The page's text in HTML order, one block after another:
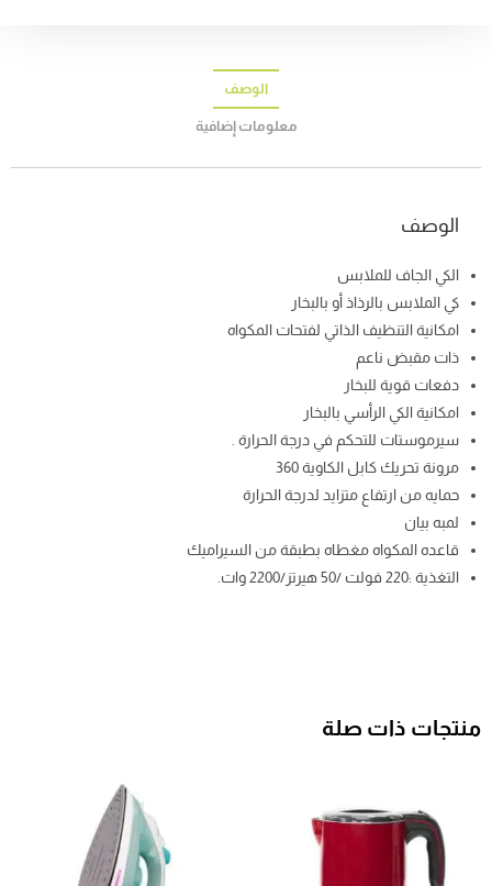
الوصف
معلومات إضافية
الوصف
الكي الجاف للملابس
كي الملابس بالرذاذ أو بالبخار
امكانية التنظيف الذاتي لفتحات المكواه
ذات مقبض ناعم
دفعات قوية للبخار
امكانية الكي الرأسي بالبخار
سيرموستات للتحكم في درجة الحرارة .
مرونة تحريك كابل الكاوية 360
حمايه من ارتفاع متزايد لدرجة الحرارة
لمبه بيان
قاعده المكواه مغطاه بطبقة من السيراميك
التغذية :220 فولت /50 هيرتز/2200 وات.
منتجات ذات صلة